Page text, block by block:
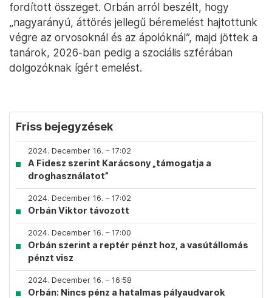
fordított összeget. Orbán arról beszélt, hogy
„nagyarányú, áttörés jellegű béremelést hajtottunk
végre az orvosoknál és az ápolóknál”, majd jöttek a
tanárok, 2026-ban pedig a szociális szférában
dolgozóknak ígért emelést.
Friss bejegyzések
2024. December 16. – 17:02
A Fidesz szerint Karácsony „támogatja a
droghasználatot”
2024. December 16. – 17:02
Orbán Viktor távozott
2024. December 16. – 17:00
Orbán szerint a reptér pénzt hoz, a vasútállomás
pénzt visz
2024. December 16. – 16:58
Orbán: Nincs pénz a hatalmas pályaudvarok